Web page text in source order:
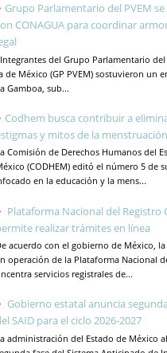
Grupo Parlamentario del PVEM
CONAGUA para coordinar
Integrantes del Grupo Parlamentario
de México (GP PVEM) sostuvieron un
Gamboa, sub...
Codhem busca contribuir a
y mitos de la menstruación
Comisión de Derechos Humanos del
(CODHEM) editó el número 5 de
en la educación y la mens...
Plataforma Nacional del Registro
realizar trámites en línea
acuerdo con el gobierno de México,
operación de la Plataforma Nacional
servicios registrales de...
Gobierno estatal anuncia
SAID para el ciclo 2026-2027
administración del Estado de México